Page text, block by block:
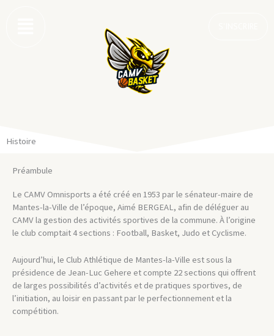
Histoire
Préambule
Le CAMV Omnisports a été créé en 1953 par le sénateur-maire de
Mantes-la-Ville de l’époque, Aimé BERGEAL, afin de déléguer au
CAMV la gestion des activités sportives de la commune. À l’origine
le club comptait 4 sections : Football, Basket, Judo et Cyclisme.
Aujourd’hui, le Club Athlétique de Mantes-la-Ville est sous la
présidence de Jean-Luc Gehere et compte 22 sections qui offrent
de larges possibilités d’activités et de pratiques sportives, de
l’initiation, au loisir en passant par le perfectionnement et la
compétition.